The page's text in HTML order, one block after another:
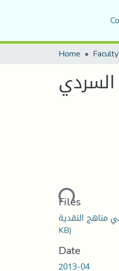
Home
Loading...
Files
KB)
Date
2013-04